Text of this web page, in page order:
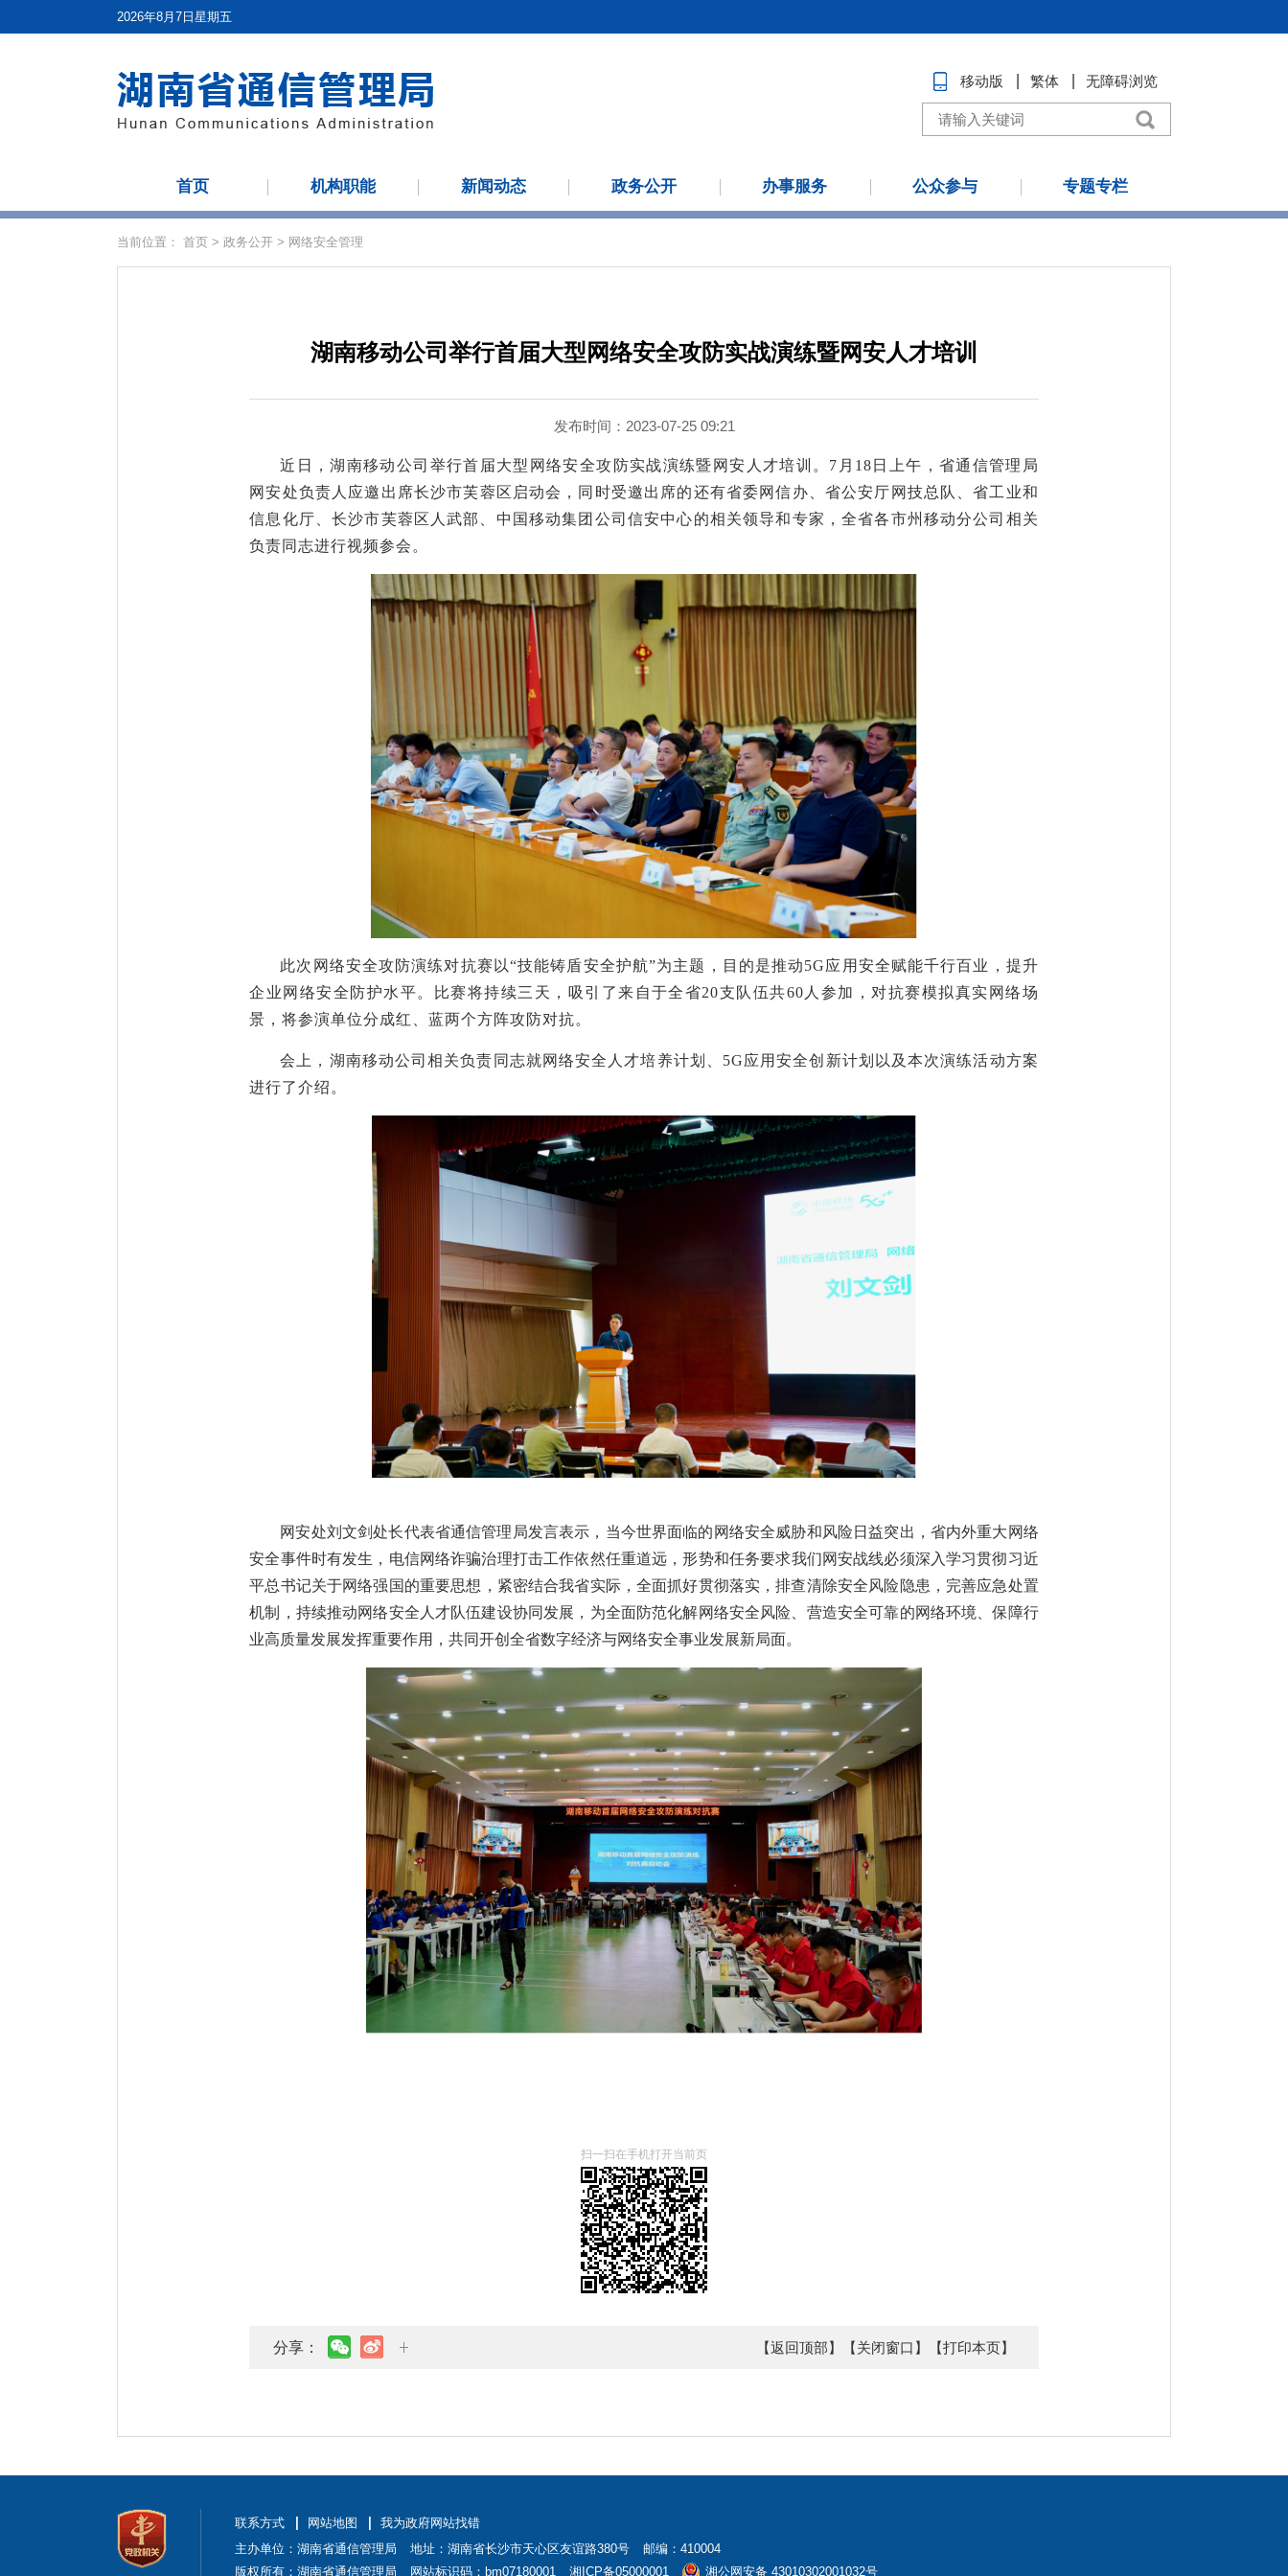
2026年8月7日星期五
移动版 繁体 无障碍浏览
首页 机构职能 新闻动态 政务公开 办事服务 公众参与 专题专栏
当前位置： 首页 > 政务公开 > 网络安全管理
湖南移动公司举行首届大型网络安全攻防实战演练暨网安人才培训
发布时间：2023-07-25 09:21
近日，湖南移动公司举行首届大型网络安全攻防实战演练暨网安人才培训 。 7月18日上午 ，省通信管理局
网安处负责人 应邀出席长沙市芙蓉区 启动会 ，同时受邀出席的还有省委网信办、省公安厅网技总队、省工业和
信息化厅、长沙市芙蓉区人武部、 中国移动集团公司信安中心的相关领导和专家 ，全省各市州移动分公司相关
负责同志进行视频参会。
此次 网络安全攻防演练对抗赛 以“技能铸盾安全护航”为主题， 目的是推动5G应用安全赋能千行百业，提升
企业网络安全防护水平。比赛将持续三天，吸引了来自于全省20支队伍共60人参加，对抗赛模拟真实网络场
景，将参演单位分成红、蓝两个方阵攻防对抗。
会上，湖南移动公司相关负责同志就网络安全人才培养计划、 5G应用安全创新计划以及本次演练活动方案
进行了介绍。
网安处刘文剑处长代表省通信管理局发言表示，当今世界面临的网络安全威胁和风险日益突出，省内外重大网络
安全事件时有发生，电信网络诈骗治理打击工作依然任重道远，形势和任务要求我们网安战线必须深入学习贯彻习近
平总书记关于网络强国的重要思想 ，紧密结合我省实际，全面抓好贯彻落实，排查清除安全风险隐患，完善应急处置
机制，持续推动网络安全人才队伍建设协同发展，为全面防范化解网络安全风险、营造安全可靠的网络环境、保障行
业高质量发展发挥重要作用，共同开创全省数字经济与网络安全事业发展新局面。
扫一扫在手机打开当前页
分享： 【返回顶部】 【关闭窗口】 【打印本页】
联系方式 网站地图
我为政府网站找错
主办单位：湖南省通信管理局
地址：湖南省长沙市天心区友谊路380号
邮编：410004
版权所有：湖南省通信管理局
网站标识码：bm07180001 湘ICP备05000001 湘公网安备 43010302001032号